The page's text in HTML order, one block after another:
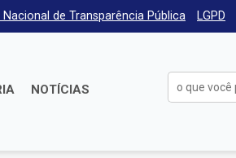
Nacional de Transparência Pública LGPD
NOTÍCIAS